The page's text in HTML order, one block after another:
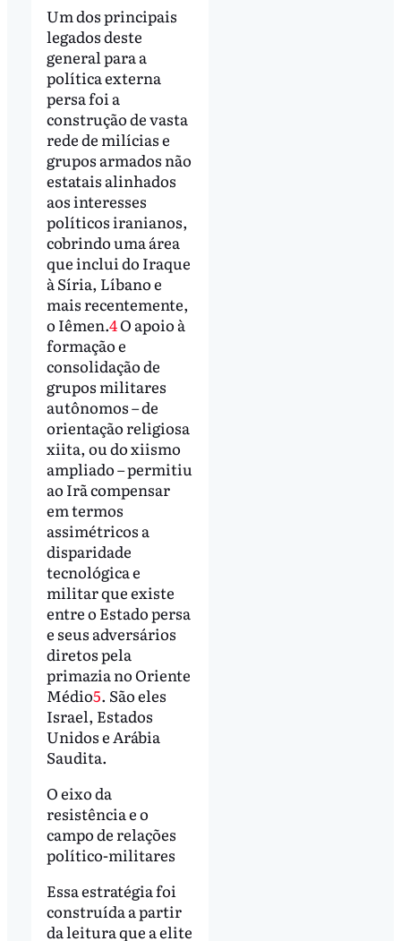
Um dos principais
legados deste
general para a
política externa
persa foi a
construção de vasta
rede de milícias e
grupos armados não
estatais alinhados
aos interesses
políticos iranianos,
cobrindo uma área
que inclui do Iraque
à Síria, Líbano e
mais recentemente,
o Iêmen.4O apoio à
formação e
consolidação de
grupos militares
autônomos – de
orientação religiosa
xiita, ou do xiismo
ampliado – permitiu
ao Irã compensar
em termos
assimétricos a
disparidade
tecnológica e
militar que existe
entre o Estado persa
e seus adversários
diretos pela
primazia no Oriente
Médio5. São eles
Israel, Estados
Unidos e Arábia
Saudita.
O eixo da
resistência e o
campo de relações
político-militares
Essa estratégia foi
construída a partir
da leitura que a elite